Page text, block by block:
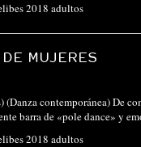
2018 adultos
MUJERES
contemporánea) De
barra de «pole dance» y
2018 adultos